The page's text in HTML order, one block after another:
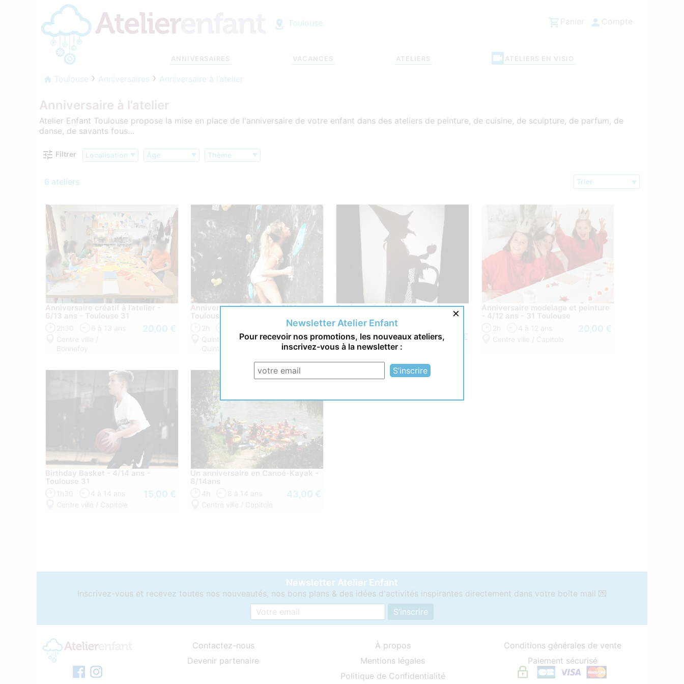
Panier Compte
Toulouse
ANNIVERSAIRES VACANCES ATELIERS ATELIERS EN VISIO
Toulouse Anniversaires Anniversaire à l’atelier
Anniversaire à l’atelier
Atelier Enfant Toulouse propose la mise en place de l'anniversaire de votre enfant dans des ateliers de peinture, de cuisine, de sculpture, de parfum, de
danse, de savants fous…
Filtrer Localisation Âge Thème
6 ateliers Trier
Anniversaire créatif à l’atelier -
6/13 ans - Toulouse 31
2h30
6 à 13 ans
Centre ville /
Bonnefoy
20,00 €
Anniversaire Escalade - 5/14 ans -
Toulouse 31
2h
Quint-Fonsegrives /
Quint-Fonsegrives
199,00 €
Anniversaire Marionnettes /
Toulouse 31
2h
5 à 14 ans
Centre ville / Capitole
200,00 €
Anniversaire modelage et peinture
- 4/12 ans - 31 Toulouse
2h
4 à 12 ans
Centre ville / Capitole
20,00 €
Birthday Basket - 4/14 ans -
Toulouse 31
1h30
4 à 14 ans
Centre ville / Capitole
15,00 €
Un anniversaire en Canoé-Kayak -
8/14ans
4h
8 à 14 ans
Centre ville / Capitole
43,00 €
Newsletter Atelier Enfant
Inscrivez-vous et recevez toutes nos nouveautés, nos bons plans & des idées d'activités inspirantes directement dans votre boîte mail 💌
Contactez-nous
Devenir partenaire
À propos
Mentions légales
Politique de Confidentialité
Conditions générales de vente
Paiement sécurisé
Newsletter Atelier Enfant
Pour recevoir nos promotions, les nouveaux ateliers,
inscrivez-vous à la newsletter :
×